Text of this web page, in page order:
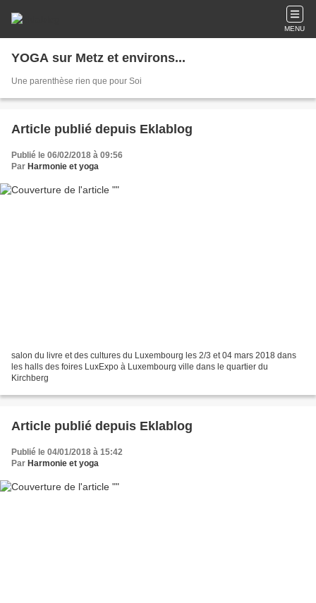
MENU
YOGA sur Metz et environs...
Une parenthèse rien que pour Soi
Article publié depuis Eklablog
Publié le 06/02/2018 à 09:56
Par Harmonie et yoga
salon du livre et des cultures du Luxembourg les 2/3 et 04 mars 2018 dans
les halls des foires LuxExpo à Luxembourg ville dans le quartier du
Kirchberg
Article publié depuis Eklablog
Publié le 04/01/2018 à 15:42
Par Harmonie et yoga